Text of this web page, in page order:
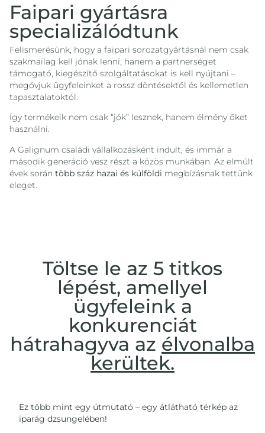
Faipari gyártásra
specializálódtunk
Felismerésünk, hogy a faipari sorozatgyártásnál nem csak
szakmailag kell jónak lenni, hanem a partnerséget
támogató, kiegészítő szolgáltatásokat is kell nyújtani –
megóvjuk ügyfeleinket a rossz döntésektől és kellemetlen
tapasztalatoktól.
Így termékeik nem csak “jók” lesznek, hanem élmény őket
használni.
A Galignum családi vállalkozásként indult, és immár a
második generáció vesz részt a közös munkában. Az elmúlt
évek során több száz hazai és külföldi megbízásnak tettünk
eleget.
Töltse le az 5 titkos
lépést, amellyel
ügyfeleink a
konkurenciát
hátrahagyva az élvonalba
kerültek.
Ez több mint egy útmutató – egy átlátható térkép az
iparág dzsungelében!